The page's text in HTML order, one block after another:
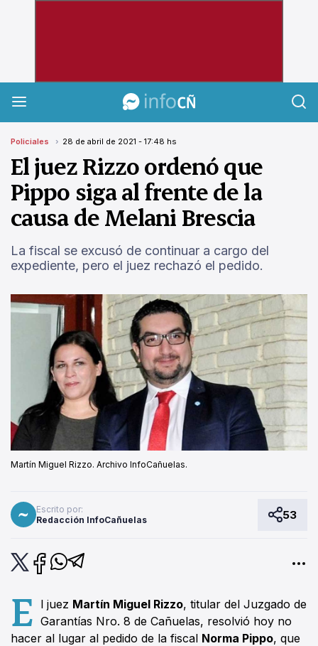
Policiales 28 de abril de 2021 - 17:48 hs
El juez Rizzo ordenó que
Pippo siga al frente de la
causa de Melani Brescia
La fiscal se excusó de continuar a cargo del
expediente, pero el juez rechazó el pedido.
Martín Miguel Rizzo. Archivo InfoCañuelas.
Escrito por:
Redacción InfoCañuelas
53
E l juez Martín Miguel Rizzo, titular del Juzgado de
Garantías Nro. 8 de Cañuelas, resolvió hoy no
hacer al lugar al pedido de la fiscal Norma Pippo, que